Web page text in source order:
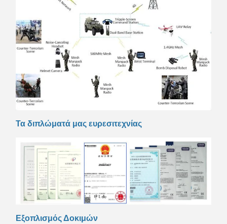
Τα διπλώματά μας ευρεσιτεχνίας
Εξοπλισμός Δοκιμών